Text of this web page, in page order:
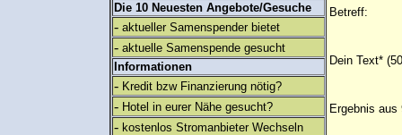
Die 10 Neuesten Angebote/Gesuche
- aktueller Samenspender bietet
- aktuelle Samenspende gesucht
Informationen
- Kredit bzw Finanzierung nötig?
- Hotel in eurer Nähe gesucht?
- kostenlos Stromanbieter Wechseln
Betreff:
Dein Text*
Ergebnis aus